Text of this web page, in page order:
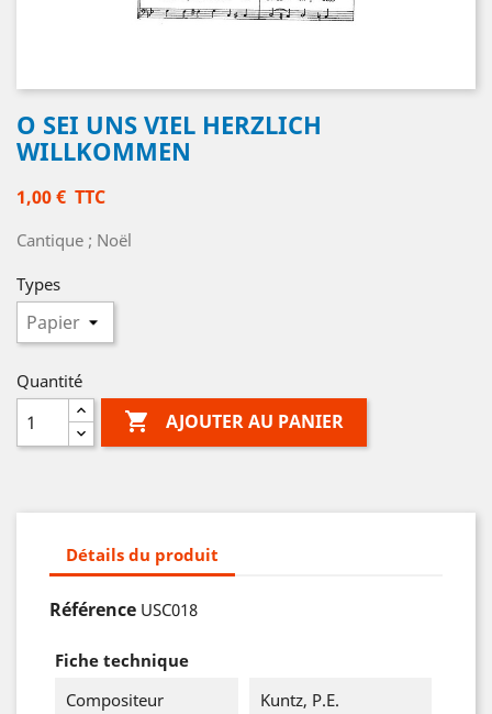
O SEI UNS VIEL HERZLICH
WILLKOMMEN
1,00 € TTC
Cantique ; Noël
Types
Quantité
 AJOUTER AU PANIER
Détails du produit
Référence USC018
Fiche technique
Compositeur
Kuntz, P.E.